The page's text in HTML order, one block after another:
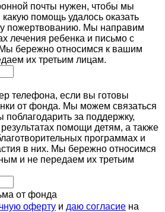
почты нужен, чтобы мы
какую помощь удалось оказать
пожертвованию. Мы направим
лечения ребенка и письмо с
бережно относимся к вашим
их третьим лицам.
телефона, если вы готовы
от фонда. Мы можем связаться
поблагодарить за поддержку,
результатах помощи детям, а также
программах и
в них. Мы бережно относимся
и не передаем их третьим
от фонда
оферту и даю согласие на